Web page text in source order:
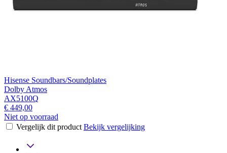
Hisense Soundbars/Soundplates
Dolby Atmos
AX5100Q
€ 449,00
Niet op voorraad
Vergelijk dit product Bekijk vergelijking